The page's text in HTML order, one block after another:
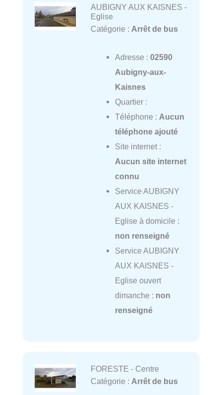
AUBIGNY AUX KAISNES -
Eglise
Catégorie : Arrêt de bus
Adresse : 02590
Aubigny-aux-
Kaisnes
Quartier :
Téléphone : Aucun
téléphone ajouté
Site internet :
Aucun site internet
connu
Service AUBIGNY
AUX KAISNES -
Eglise à domicile :
non renseigné
Service AUBIGNY
AUX KAISNES -
Eglise ouvert
dimanche : non
renseigné
FORESTE - Centre
Catégorie : Arrêt de bus